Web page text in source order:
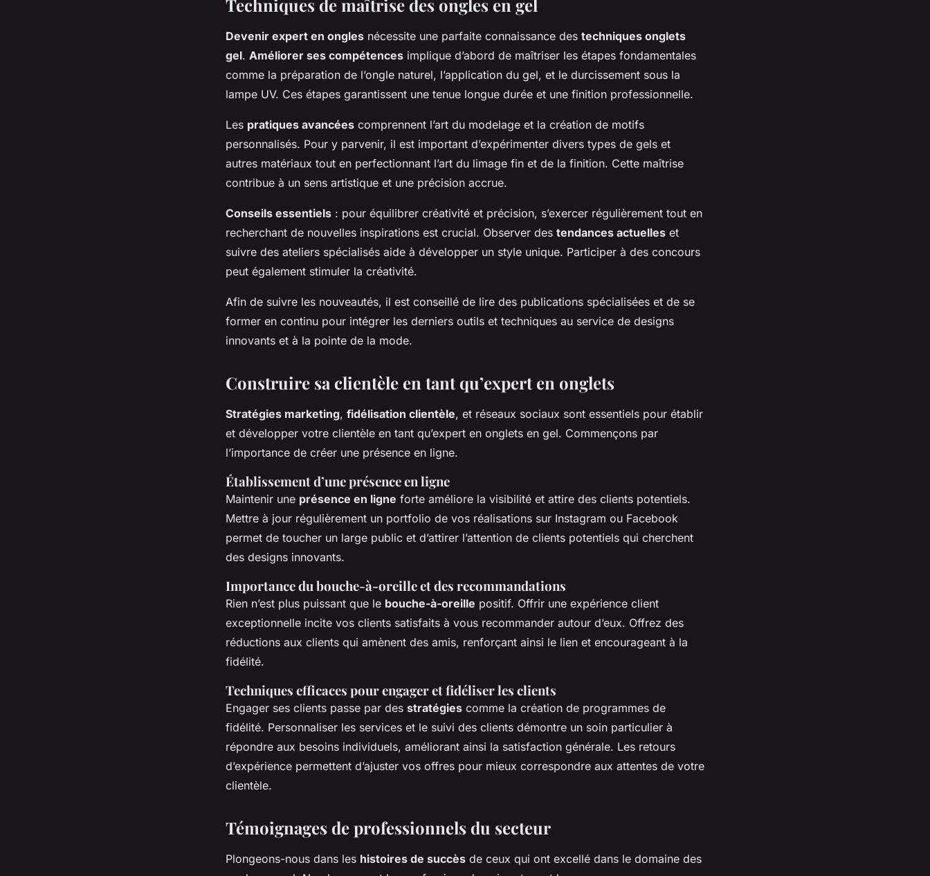
Techniques de maîtrise des ongles en gel
Devenir expert en ongles nécessite une parfaite connaissance des techniques onglets
gel. Améliorer ses compétences implique d’abord de maîtriser les étapes fondamentales
comme la préparation de l’ongle naturel, l’application du gel, et le durcissement sous la
lampe UV. Ces étapes garantissent une tenue longue durée et une finition professionnelle.
Les pratiques avancées comprennent l’art du modelage et la création de motifs
personnalisés. Pour y parvenir, il est important d’expérimenter divers types de gels et
autres matériaux tout en perfectionnant l’art du limage fin et de la finition. Cette maîtrise
contribue à un sens artistique et une précision accrue.
Conseils essentiels : pour équilibrer créativité et précision, s’exercer régulièrement tout en
recherchant de nouvelles inspirations est crucial. Observer des tendances actuelles et
suivre des ateliers spécialisés aide à développer un style unique. Participer à des concours
peut également stimuler la créativité.
Afin de suivre les nouveautés, il est conseillé de lire des publications spécialisées et de se
former en continu pour intégrer les derniers outils et techniques au service de designs
innovants et à la pointe de la mode.
Construire sa clientèle en tant qu’expert en onglets
Stratégies marketing, fidélisation clientèle, et réseaux sociaux sont essentiels pour établir
et développer votre clientèle en tant qu’expert en onglets en gel. Commençons par
l’importance de créer une présence en ligne.
Établissement d’une présence en ligne
Maintenir une présence en ligne forte améliore la visibilité et attire des clients potentiels.
Mettre à jour régulièrement un portfolio de vos réalisations sur Instagram ou Facebook
permet de toucher un large public et d’attirer l’attention de clients potentiels qui cherchent
des designs innovants.
Importance du bouche-à-oreille et des recommandations
Rien n’est plus puissant que le bouche-à-oreille positif. Offrir une expérience client
exceptionnelle incite vos clients satisfaits à vous recommander autour d’eux. Offrez des
réductions aux clients qui amènent des amis, renforçant ainsi le lien et encourageant à la
fidélité.
Techniques efficaces pour engager et fidéliser les clients
Engager ses clients passe par des stratégies comme la création de programmes de
fidélité. Personnaliser les services et le suivi des clients démontre un soin particulier à
répondre aux besoins individuels, améliorant ainsi la satisfaction générale. Les retours
d’expérience permettent d’ajuster vos offres pour mieux correspondre aux attentes de votre
clientèle.
Témoignages de professionnels du secteur
Plongeons-nous dans les histoires de succès de ceux qui ont excellé dans le domaine des